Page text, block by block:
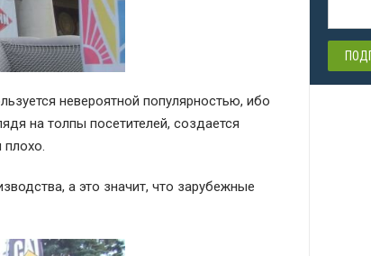
невероятной популярностью, ибо
на толпы посетителей, создается
а это значит, что зарубежные